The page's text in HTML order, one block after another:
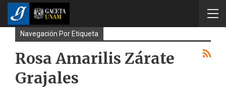
Navegación Por Etiqueta
Rosa Amarilis Zárate
Grajales